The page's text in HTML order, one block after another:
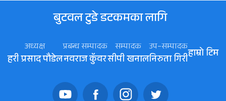
बुटवल टुडे डटकमका लागि
अध्यक्ष
हरी प्रसाद पौडेल
प्रबन्ध सम्पादक
नवराज कॅुवर
सम्पादक
सीपी खनाल
उप–सम्पादक
निरुता गिरीहाम्रो टिम